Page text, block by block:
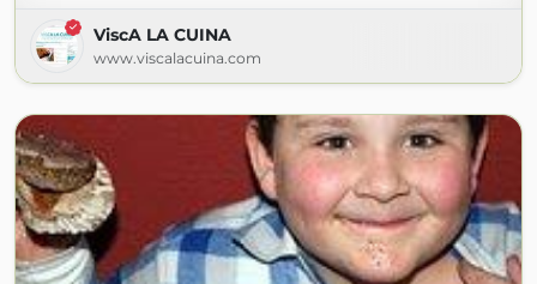
ViscA LA CUINA
www.viscalacuina.com